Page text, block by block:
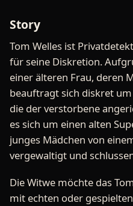
Story
Tom Welles ist
für seine Diskretion.
einer älteren Frau, deren
beauftragt sich diskret
die der verstorbene
es sich um einen alten
junges Mädchen von
vergewaltigt und
Die Witwe möchte das
mit echten oder